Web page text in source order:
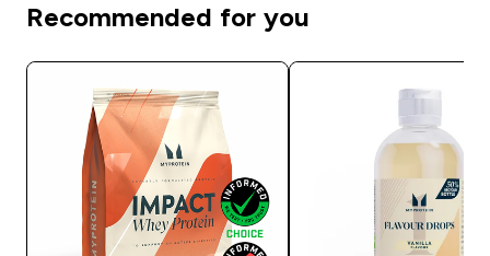
Recommended for you